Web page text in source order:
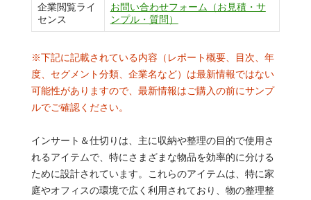
企業閲覧ライ
センス
お問い合わせフォーム（お見積・サ
ンプル・質問）
※下記に記載されている内容（レポート概要、目次、年
度、セグメント分類、企業名など）は最新情報ではない
可能性がありますので、最新情報はご購入の前にサンプ
ルでご確認ください。
インサート＆仕切りは、主に収納や整理の目的で使用さ
れるアイテムで、特にさまざまな物品を効率的に分ける
ために設計されています。これらのアイテムは、特に家
庭やオフィスの環境で広く利用されており、物の整理整